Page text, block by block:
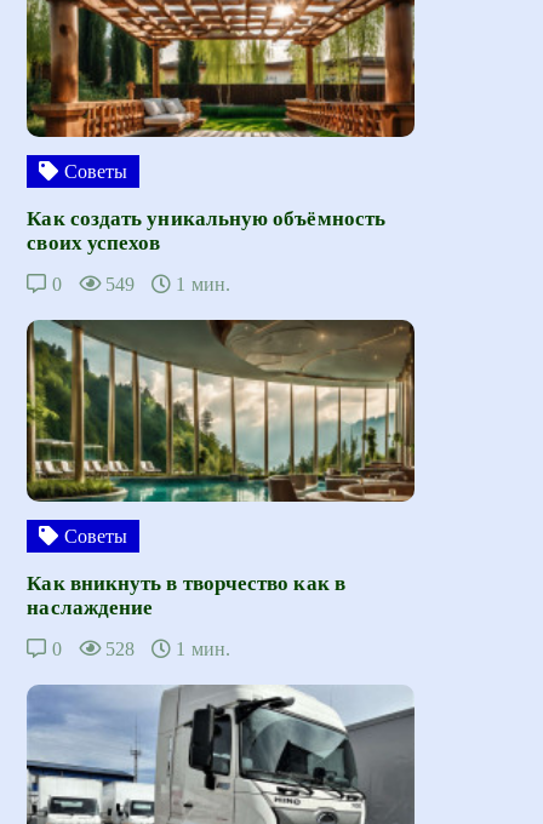
Советы
Как создать уникальную объёмность
своих успехов
0 549 1 мин.
Советы
Как вникнуть в творчество как в
наслаждение
0 528 1 мин.